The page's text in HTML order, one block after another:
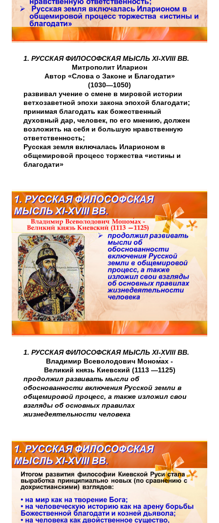
1. РУССКАЯ ФИЛОСОФСКАЯ МЫСЛЬ XI-XVIII ВВ.
Митрополит Иларион
Автор «Слова о Законе и Благодати»
(1030—1050)
развивал учение о смене в мировой истории
ветхозаветной эпохи закона эпохой благодати;
принимая благодать как божественный
духовный дар, человек, по его мнению, должен
возложить на себя и большую нравственную
ответственность;
Русская земля включалась Иларионом в
общемировой процесс торжества «истины и
благодати»
1. РУССКАЯ ФИЛОСОФСКАЯ МЫСЛЬ XI-XVIII ВВ.
Владимир Всеволодович Моном́ах -
Великий князь Киевский (1113 —1125)
продолжил развивать мысли об
обоснованности включения Русской земли в
общемировой процесс, а также изложил свои
взгляды об основных правилах
жизнедеятельности человека